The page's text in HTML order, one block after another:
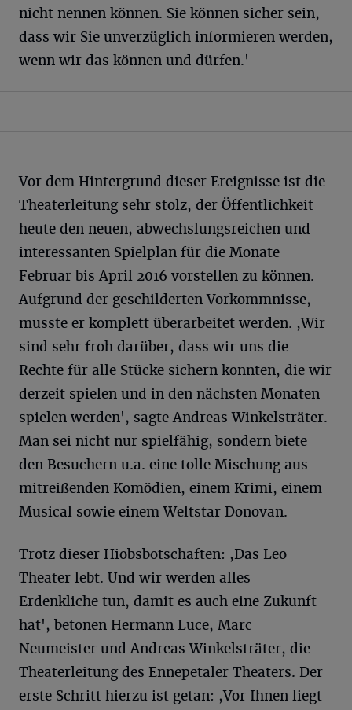
nicht nennen können. Sie können sicher sein,
dass wir Sie unverzüglich informieren werden,
wenn wir das können und dürfen.'
Vor dem Hintergrund dieser Ereignisse ist die
Theaterleitung sehr stolz, der Öffentlichkeit
heute den neuen, abwechslungsreichen und
interessanten Spielplan für die Monate
Februar bis April 2016 vorstellen zu können.
Aufgrund der geschilderten Vorkommnisse,
musste er komplett überarbeitet werden. ,Wir
sind sehr froh darüber, dass wir uns die
Rechte für alle Stücke sichern konnten, die wir
derzeit spielen und in den nächsten Monaten
spielen werden', sagte An­dreas Winkelsträter.
Man sei nicht nur spielfähig, sondern biete
den Besuchern u.a. eine tolle Mischung aus
mitreißenden Komödien, einem Krimi, einem
Musical sowie einem Weltstar Donovan.
Trotz dieser Hiobsbotschaften: ,Das Leo
Theater lebt. Und wir werden alles
Erdenkliche tun, damit es auch eine Zukunft
hat', betonen Hermann Luce, Marc
Neumeister und Andreas Winkelsträter, die
Theaterleitung des Ennepetaler Theaters. Der
erste Schritt hierzu ist getan: ,Vor Ihnen liegt